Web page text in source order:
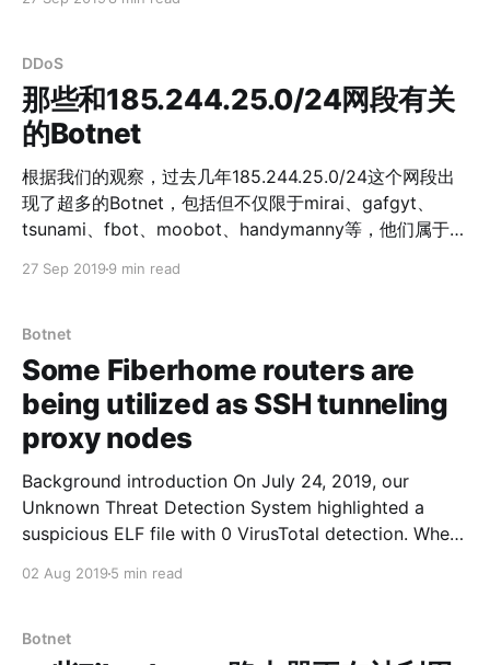
在漏洞扫描模块和
samples using IPs within this netblock as loader IPs.
DDoS
那些和185.244.25.0/24网段有关
的Botnet
根据我们的观察，过去几年185.244.25.0/24这个网段出
现了超多的Botnet，包括但不仅限于mirai、gafgyt、
tsunami、fbot、moobot、handymanny等，他们属于同
网段的一些统计数据。可以看出该网段有很多的CC和攻击
target host Count of downloader IP Count of loader
IP 416 36933 166 181 本文主要介绍和该网段有关最近比
较活跃/有趣的几个Botnet家族，包括moobot、fbot、
handymanny等。 对于其他Botnet为了方便读者了解该网
段下具体有那些Botnet及其变种，我们用该网段下的
图，大致反应该网段下有那些Botnet及其变种。如下图所
示： moobot moobot基于mirai开发。
27 Sep 2019 9 min read
Botnet
Some Fiberhome routers are
being utilized as SSH tunneling
proxy nodes
Background introduction On July 24, 2019, our
Unknown Threat Detection System highlighted a
suspicious ELF file with 0 VirusTotal detection. When
component of an IoT botnet targeting Fiberhome
DDos,
02 Aug 2019 5 min read
Botnet